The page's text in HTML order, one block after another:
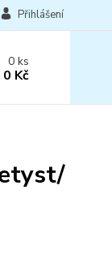
Přihlášení
0ks
0 Kč